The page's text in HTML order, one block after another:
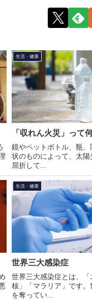
生活・健康
「収れん火災」って
鏡やペットボトル、瓶
状のものによって、太
屈折して...
生活・健康
世界三大感染症
世界三大感染症とは、
核」「マラリア」です
を奪ってい...